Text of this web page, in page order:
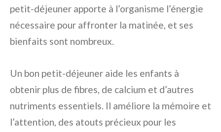
petit-déjeuner apporte à l’organisme l’énergie
nécessaire pour affronter la matinée, et ses
bienfaits sont nombreux.
Un bon petit-déjeuner aide les enfants à
obtenir plus de fibres, de calcium et d’autres
nutriments essentiels. Il améliore la mémoire et
l’attention, des atouts précieux pour les